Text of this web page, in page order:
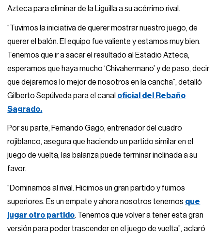
Azteca para eliminar de la Liguilla a su acérrimo rival.
“Tuvimos la iniciativa de querer mostrar nuestro juego, de
querer el balón. El equipo fue valiente y estamos muy bien.
Tenemos que ir a sacar el resultado al Estadio Azteca,
esperamos que haya mucho ‘Chivahermano’ y de paso, decir
que dejaremos lo mejor de nosotros en la cancha”, detalló
Gilberto Sepúlveda para el canal oficial del Rebaño
Sagrado.
Por su parte, Fernando Gago, entrenador del cuadro
rojiblanco, asegura que haciendo un partido similar en el
juego de vuelta, las balanza puede terminar inclinada a su
favor.
“Dominamos al rival. Hicimos un gran partido y fuimos
superiores. Es un empate y ahora nosotros tenemos que
jugar otro partido. Tenemos que volver a tener esta gran
versión para poder trascender en el juego de vuelta”, aclaró